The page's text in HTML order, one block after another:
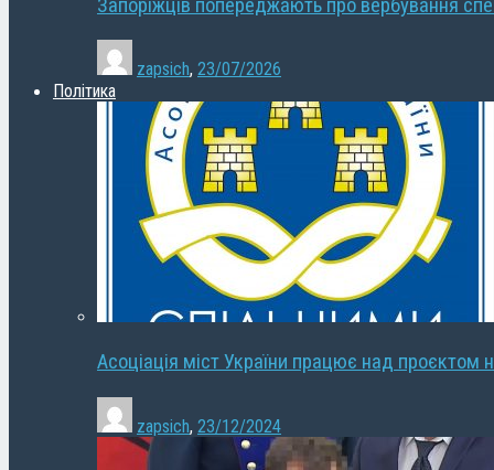
Запоріжців попереджають про вербування
zapsich, 23/07/2026
Політика
Асоціація міст України працює над проєктом
zapsich, 23/12/2024